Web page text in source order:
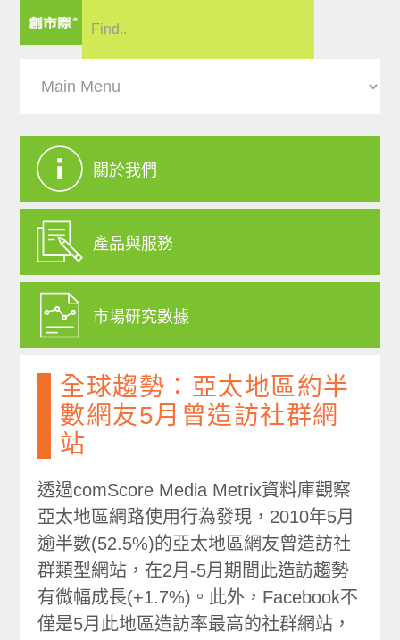
關於我們
產品與服務
市場研究數據
全球趨勢：亞太地區約半
數網友5月曾造訪社群網
站
透過comScore Media Metrix資料庫觀察
亞太地區網路使用行為發現，2010年5月
逾半數(52.5%)的亞太地區網友曾造訪社
群類型網站，在2月-5月期間此造訪趨勢
有微幅成長(+1.7%)。此外，Facebook不
僅是5月此地區造訪率最高的社群網站，